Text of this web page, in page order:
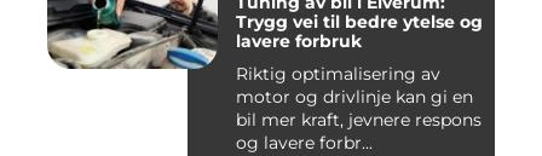
Trygg vei til bedre ytelse og
lavere forbruk
Riktig optimalisering av
motor og drivlinje kan gi en
bil mer kraft, jevnere respons
og lavere forbr...